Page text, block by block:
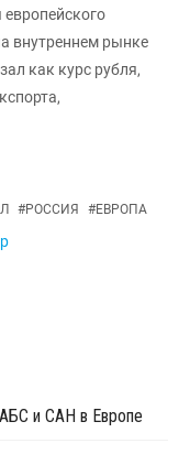
внутреннем рынке
как курс рубля,
#РОССИЯ #ЕВРОПА
и САН в Европе